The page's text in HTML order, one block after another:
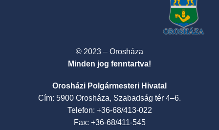
© 2023 – Orosháza
Minden jog fenntartva!
Orosházi Polgármesteri Hivatal
Cím: 5900 Orosháza, Szabadság tér 4–6.
Telefon: +36-68/413-022
Fax: +36-68/411-545